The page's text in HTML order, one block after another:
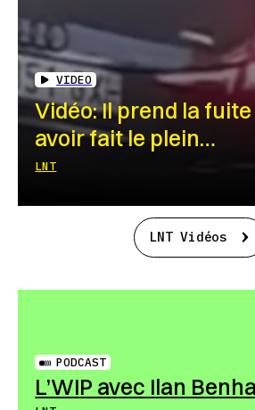
VIDEO
Vidéo: Il prend la
avoir fait le plein…
LNT
LNT Vidéos
PODCAST
L’WIP avec Ilan